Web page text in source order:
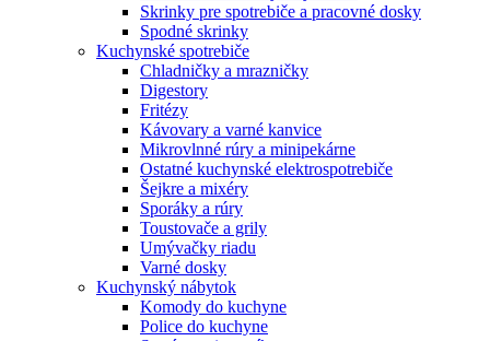
Skrinky pre spotrebiče a pracovné dosky
Spodné skrinky
Kuchynské spotrebiče
Chladničky a mrazničky
Digestory
Fritézy
Kávovary a varné kanvice
Mikrovlnné rúry a minipekárne
Ostatné kuchynské elektrospotrebiče
Šejkre a mixéry
Sporáky a rúry
Toustovače a grily
Umývačky riadu
Varné dosky
Kuchynský nábytok
Komody do kuchyne
Police do kuchyne